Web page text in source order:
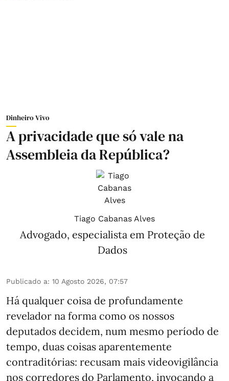
Dinheiro Vivo
A privacidade que só vale na
Assembleia da República?
Tiago Cabanas Alves
Advogado, especialista em Proteção de
Dados
Publicado a: 10 Agosto 2026, 07:57
Há qualquer coisa de profundamente
revelador na forma como os nossos
deputados decidem, num mesmo período de
tempo, duas coisas aparentemente
contraditórias: recusam mais videovigilância
nos corredores do Parlamento, invocando a